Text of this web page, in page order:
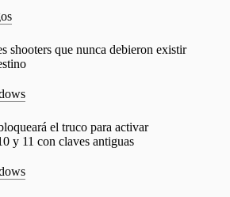
shooters que nunca debieron existir
el truco para activar
y 11 con claves antiguas